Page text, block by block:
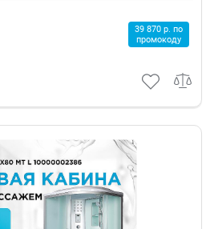
39 870 р. по
промокоду